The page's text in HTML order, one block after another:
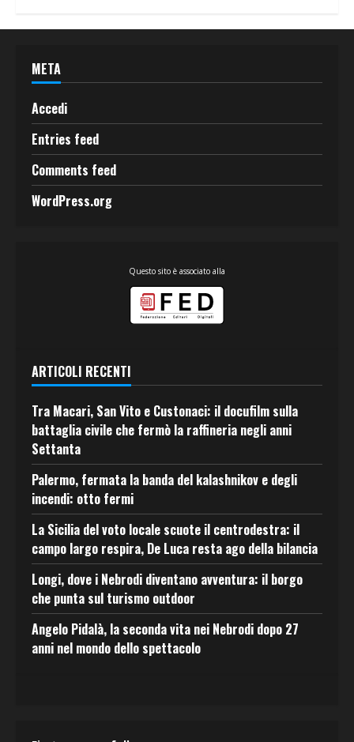
META
Accedi
Entries feed
Comments feed
WordPress.org
Questo sito è associato alla
ARTICOLI RECENTI
Tra Macari, San Vito e Custonaci: il docufilm sulla
battaglia civile che fermò la raffineria negli anni
Settanta
Palermo, fermata la banda del kalashnikov e degli
incendi: otto fermi
La Sicilia del voto locale scuote il centrodestra: il
campo largo respira, De Luca resta ago della bilancia
Longi, dove i Nebrodi diventano avventura: il borgo
che punta sul turismo outdoor
Angelo Pidalà, la seconda vita nei Nebrodi dopo 27
anni nel mondo dello spettacolo